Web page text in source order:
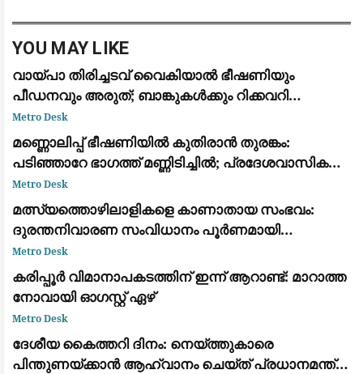
YOU MAY LIKE
വായ്പാ തിരിച്ചടവ് വൈകിയാൽ ഭീഷണിയും
പീഡനവും അരുത്; ബാങ്കുകൾക്കും റിക്കവറി
ഏജൻസികൾക്കും കർശന നിയന്ത്രണങ്ങളുമായി
ആർ.ബി.ഐ
Metro Desk
മണ്ണൊലിപ്പ് ഭീഷണിയിൽ കുതിരാൻ തുരങ്കം:
പടിഞ്ഞാറേ ഭാഗത്ത് മണ്ണിടിച്ചിൽ; പ്രദേശവാസികളും
യാത്രക്കാരും ആശങ്കയിൽ
Metro Desk
മത്സ്യത്തൊഴിലാളികളെ കാണാതായ സംഭവം:
ദുരന്തനിവാരണ സംവിധാനം പൂർണമായി
പരാജയപ്പെട്ടു; കടുത്ത വിമർശനവുമായി ഫാ. യൂജിൻ
പെരേര
Metro Desk
കരിപ്പൂർ വിമാനാപകടത്തിന് ഇന്ന് ആറാണ്ട്: മാറാത്ത
നോവായി ഓഗസ്റ്റ് ഏഴ്
Metro Desk
ദേശീയ കൈത്തറി ദിനം: നെയ്ത്തുകാരെ
പിന്തുണയ്ക്കാൻ ആഹ്വാനം ചെയ്ത് പ്രധാനമന്ത്രി